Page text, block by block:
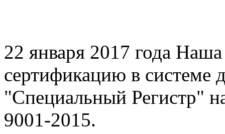
22 января 2017 года
сертификацию в системе
"Специальный Регистр"
9001-2015.